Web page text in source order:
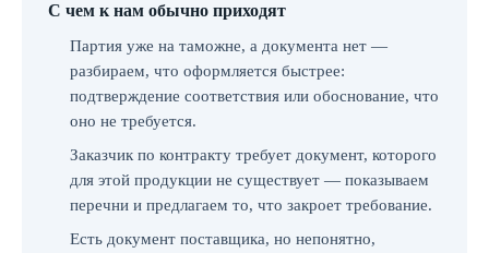
С чем к нам обычно приходят
Партия уже на таможне, а документа нет —
разбираем, что оформляется быстрее:
подтверждение соответствия или обоснование, что
оно не требуется.
Заказчик по контракту требует документ, которого
для этой продукции не существует — показываем
перечни и предлагаем то, что закроет требование.
Есть документ поставщика, но непонятно,